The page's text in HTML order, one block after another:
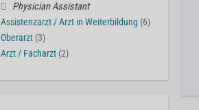
Physician Assistant
Assistenzarzt / Arzt in Weiterbildung (6)
Oberarzt (3)
Arzt / Facharzt (2)